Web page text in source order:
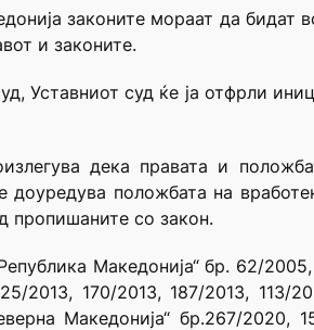
законите мораат да бидат
и законите.
Уставниот суд ќе ја отфрли
дека правата и
положбата на
пропишаните со закон.
Македонија“ бр. 62/
2013, 170/2013, 187/2013, 113/
Македонија“ бр.267/2020,